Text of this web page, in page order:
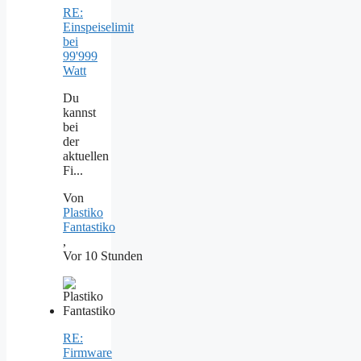
RE:
Einspeiselimit
bei
99'999
Watt
Du
kannst
bei
der
aktuellen
Fi...
Von
Plastiko
Fantastiko
,
Vor 10 Stunden
RE:
Firmware